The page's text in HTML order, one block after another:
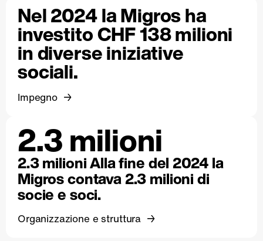
Nel 2024 la Migros ha
investito CHF 138 milioni
in diverse iniziative
sociali.
Impegno
2.3 milioni
2.3 milioni Alla fine del 2024 la
Migros contava 2.3 milioni di
socie e soci.
Organizzazione e struttura